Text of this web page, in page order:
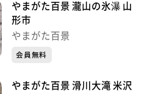
やまがた百景 瀧山の氷瀑 山
形市
やまがた百景
会員無料
やまがた百景 滑川大滝 米沢